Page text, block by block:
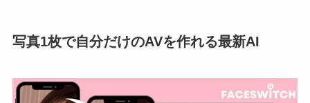
写真1枚で自分だけのAVを作れる最新AI